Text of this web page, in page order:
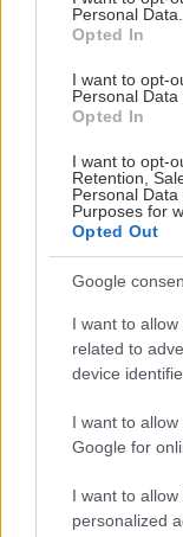
Personal Data.
Opted In
I want to opt-
Personal Data
Opted In
I want to opt-
Retention,
Personal
Purposes for
Opted Out
Google
I want to
related to
device
I want to
Google for
I want to
personalized
Δήμου Αθηναίων
PODCASTS
«Εγώ είμαι η
Η Maria Rolls